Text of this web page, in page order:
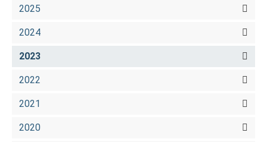
2025
2024
2023
2022
2021
2020